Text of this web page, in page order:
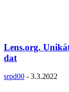
Lens.org.
dat
srpd00 - 3.3.2022